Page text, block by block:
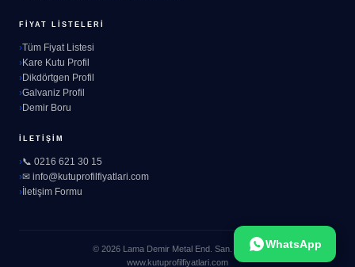
FIYAT LISTELERI
Tüm Fiyat Listesi
Kare Kutu Profil
Dikdörtgen Profil
Galvaniz Profil
Demir Boru
İLETIŞIM
📞 0216 621 30 15
✉ info@kutuprofilfiyatlari.com
İletişim Formu
© 2026 Lama Demir Metal End. San. Ltd. Şti.
www.kutuprofilfiyatlari.com
WhatsApp